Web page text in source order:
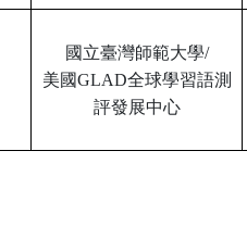
國立臺灣師範大學/
美國GLAD全球學習語測
評發展中心